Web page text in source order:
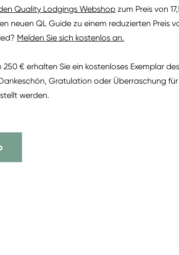
Quality Lodgings Webshop zum Preis von
neuen QL Guide zu einem reduzierten Preis
Melden Sie sich kostenlos an.
€ erhalten Sie ein kostenloses Exemplar
Gratulation oder Überraschung
werden.